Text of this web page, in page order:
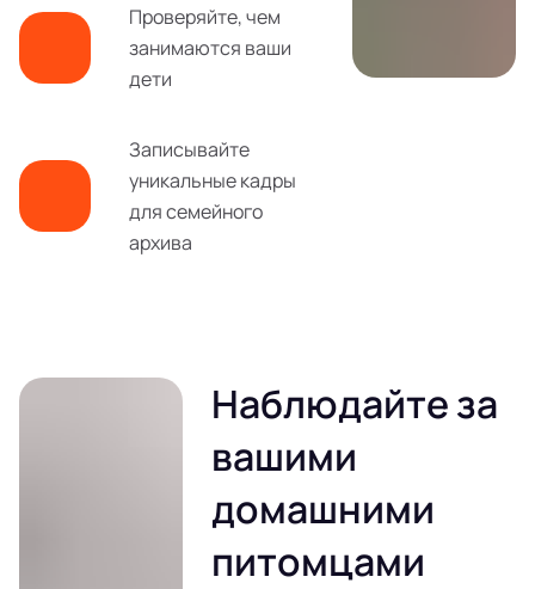
Проверяйте, чем
занимаются ваши
дети
Записывайте
уникальные кадры
для семейного
архива
Наблюдайте за
вашими
домашними
питомцами